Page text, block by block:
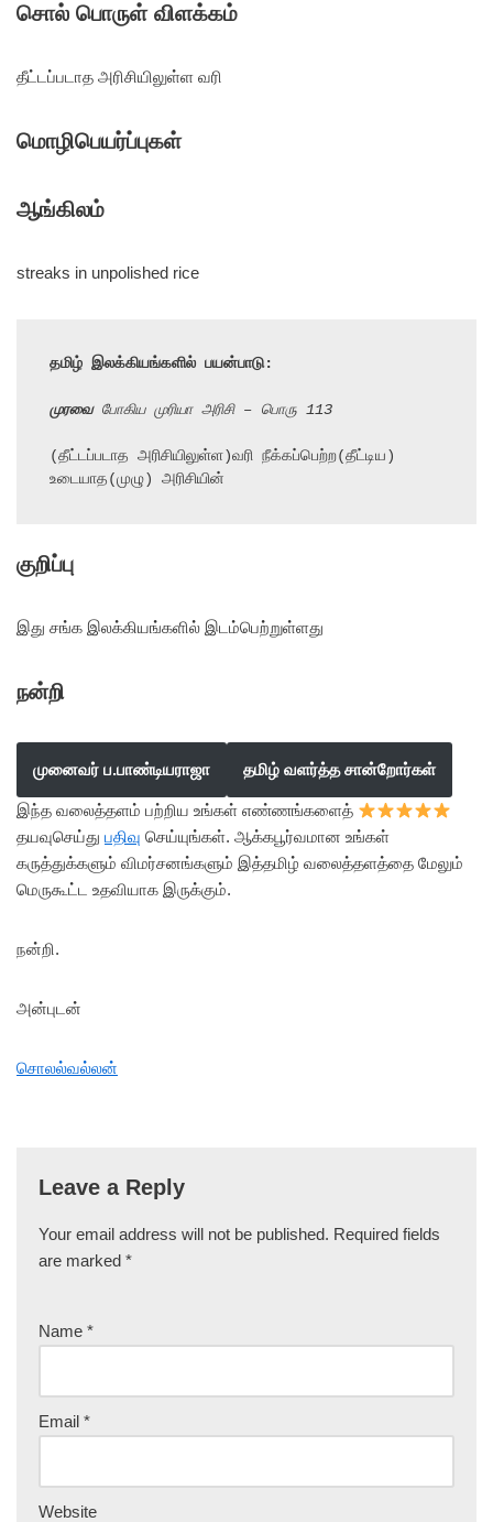
சொல் பொருள் விளக்கம்
தீட்டப்படாத அரிசியிலுள்ள வரி
மொழிபெயர்ப்புகள்
ஆங்கிலம்
streaks in unpolished rice
தமிழ் இலக்கியங்களில் பயன்பாடு:
முரவை போகிய முரியா அரிசி – பொரு 113
(தீட்டப்படாத அரிசியிலுள்ள)வரி நீக்கப்பெற்ற(தீட்டிய)
உடையாத(முழு) அரிசியின்
குறிப்பு
இது சங்க இலக்கியங்களில் இடம்பெற்றுள்ளது
நன்றி
முனைவர் ப.பாண்டியராஜா தமிழ் வளர்த்த சான்றோர்கள்
இந்த வலைத்தளம் பற்றிய உங்கள் எண்ணங்களைத்
தயவுசெய்து பதிவு செய்யுங்கள். ஆக்கபூர்வமான உங்கள்
கருத்துக்களும் விமர்சனங்களும் இத்தமிழ் வலைத்தளத்தை மேலும்
மெருகூட்ட உதவியாக இருக்கும்.
நன்றி.
அன்புடன்
சொலல்வல்லன்
Leave a Reply
Your email address will not be published. Required fields
are marked *
Name *
Email *
Website